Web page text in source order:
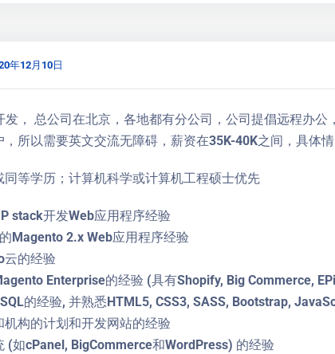
年12月10日
， 总公司在北京，各地都有分公司，公司提倡远程办
所以需要英文交流无障碍，薪资在35K-40K之间，具体情
同等学历；计算机科学或计算机工程硕士优先
stack开发Web应用程序经验
Magento 2.x Web应用程序经验
云的经验
Enterprise的经验 (具有Shopify, Big Commerce,
的经验, 并熟悉HTML5, CSS3, SASS, Bootstrap,
构的计划和开发网站的经验
(如cPanel, BigCommerce和WordPress) 的经验